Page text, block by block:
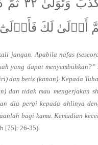
jangan. Apabila nafas
yang dapat
dan betis (kanan). Kepada
dan tidak mau mengerjakan
dia pergi kepada ahlinya
bagi kamu. Kemudian
[75]: 26-35).